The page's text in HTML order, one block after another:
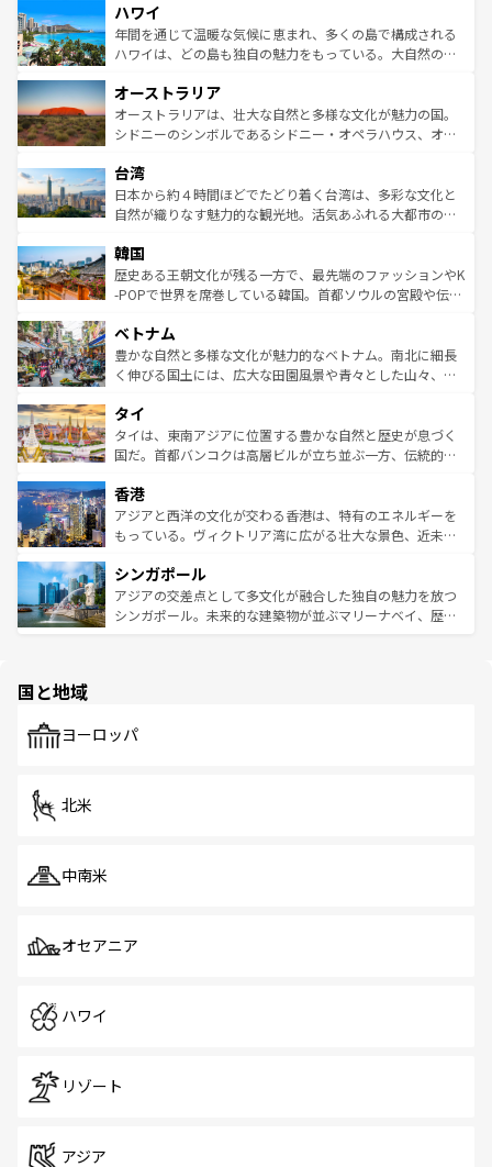
ば市内交通費無料で観光を楽しむこともできる。 なお、新
着のスイス情報はコンテンツ一覧 を参照してほしい。
のような巨大都市は、観光、ショッピング、エンターテイ
ンメントが詰まった刺激的なスポットだ。一方、アメリカ
西部には大自然が広がり、グランドキャニオンやイエロー
部のニューオーリンズでは、音楽と美食が融合した独特の
文化が魅力。旅行者はアメリカの各地域で異なる魅力を楽
しみながら、その多様性と豊かな歴史を感じることができ
ならではの贅沢な旅のスタイルだ。 なお、新着のアメリカ
情報はコンテンツ一覧を参照してほしい。
ハワイ
年間を通じて温暖な気候に恵まれ、多くの島で構成される
ハワイは、どの島も独自の魅力をもっている。大自然の神
ワイ島は見逃せない。また、定番の観光地といえばオアフ
島だが、静かな自然を求めるならマウイ島やカウアイ島が
おすすめ。エメラルドグリーンに輝く海をはじめ、豊かな
れるおもてなしの心で訪れる人々を迎えてくれるハワイの
人々、おいしいローカルフードやハワイアンミュージッ
ク、伝統的なフラダンスなど、すべてがハワイの魅力を彩
ワイを、存分に味わってほしい。 なお、新着のハワイ情報
はコンテンツ一覧を参照してほしい。
オーストラリア
オーストラリアは、壮大な自然と多様な文化が魅力の国。
シドニーのシンボルであるシドニー・オペラハウス、オー
リアリーフや大陸中央部にそびえるウルル（エアーズロッ
ク）、タスマニアの美しい原生林やケアンズの熱帯雨林な
ど、見どころがたくさん。また、カフェやワイン、オージ
いる。アクティビティも充実しており、サーフィンやダイ
ビング、ハイキングなど、アウトドア好きにはたまらな
い。オーストラリアの多彩な魅力を存分に味わいつくそ
参照してほしい。
台湾
日本から約４時間ほどでたどり着く台湾は、多彩な文化と
自然が織りなす魅力的な観光地。活気あふれる大都市の台
ン）、静ひつな山岳地帯である台湾東部など、都市の喧騒
と山間の静けさが共存しており、訪れる人に新しい発見と
驚きをもたらしてくれる。また、奥深い台湾の食文化も魅
容にもいいと評判のスイーツなど、バラエティ豊かな料理
が味わえる。 なお、新着の台湾情報は コンテンツ一覧を参
照してほしい。
韓国
歴史ある王朝文化が残る一方で、最先端のファッションやK
-POPで世界を席巻している韓国。首都ソウルの宮殿や伝統
き、地方に足を延ばせば四季折々の自然美を楽しむことが
できる。そして、キムチや焼肉、絶品のストリートフード
まで、さまざまな韓国料理が待っている。夜には、韓国な
リティに包まれながら、韓国の多彩な魅力を心ゆくまで味
わってみてほしい。 なお、新着の韓国情報はコンテンツ一
覧を参照してほしい。
ベトナム
豊かな自然と多様な文化が魅力的なベトナム。南北に細長
く伸びる国土には、広大な田園風景や青々とした山々、世
急速な発展と共に伝統が息づく。ハノイの古い町並みやホ
ーチミン市のフランス統治時代の建物も、独特の雰囲気を
醸し出している。また、バラエティの豊かさとおいしさで
とつ。フォーやバインミー、ベトナムコーヒーなどは、ぜ
ひ現地で味わいたい。どの地域を訪れてもあたたかい人々
が旅行者を迎えてくれるので、きっと忘れられない旅にな
参照してほしい。
タイ
タイは、東南アジアに位置する豊かな自然と歴史が息づく
国だ。首都バンコクは高層ビルが立ち並ぶ一方、伝統的な
の活気が交差している。北部ではチェンマイなどの山岳地
帯で自然と触れ合い、南部ではプーケットやクラビの美し
いビーチでリゾート気分を楽しむことができる。タイ料理
激する。気候は一年中温暖で、どの季節にも異なる楽しみ
が待っている。親しみやすいタイの人々、仏教を中心とし
た文化、そして多様な観光資源が、訪れる旅人を魅了し続
香港
アジアと西洋の文化が交わる香港は、特有のエネルギーを
もっている。ヴィクトリア湾に広がる壮大な景色、近未来
み、どこを訪れても感動するはず。観光スポットが密集し
ており、効率よく見どころを回れるのも魅力。息をのむよ
うな絶景から文化的な体験まで、香港を存分に楽しみ尽く
シンガポール
アジアの交差点として多文化が融合した独自の魅力を放つ
シンガポール。未来的な建築物が並ぶマリーナベイ、歴史
で、ホーカーズは地元の風情を楽しめる外せないスポット
国と地域
ヨーロッパ
北米
中南米
オセアニア
ハワイ
リゾート
アジア